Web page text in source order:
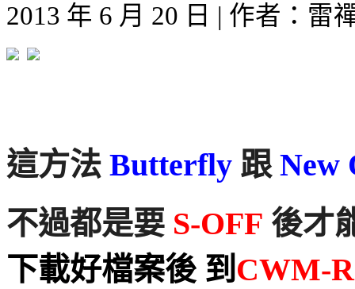
2013 年 6 月 20 日 | 作者：雷
這方法 Butterfly 跟 New
不過都是要 S-OFF 後才
下載好檔案後 到CWM-